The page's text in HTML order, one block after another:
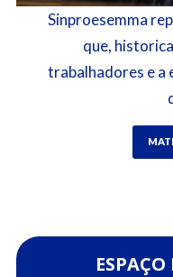
Sinproesemma
que,
trabalhadores e a